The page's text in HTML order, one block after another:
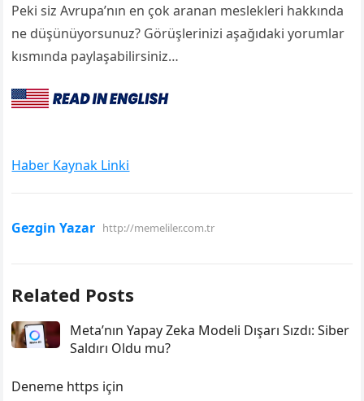
Peki siz Avrupa’nın en çok aranan meslekleri hakkında
ne düşünüyorsunuz? Görüşlerinizi aşağıdaki yorumlar
kısmında paylaşabilirsiniz…
Haber Kaynak Linki
Gezgin Yazar http://memeliler.com.tr
Related Posts
Meta’nın Yapay Zeka Modeli Dışarı Sızdı: Siber
Saldırı Oldu mu?
Deneme https için